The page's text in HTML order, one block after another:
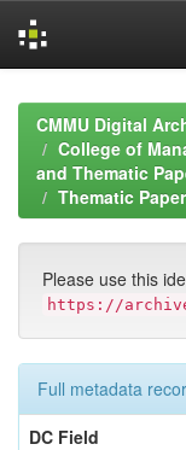
navigationCMMU Digital
College of
and Thematic
Thematic Paper
Please use this
https://
Full metadata
DC Field